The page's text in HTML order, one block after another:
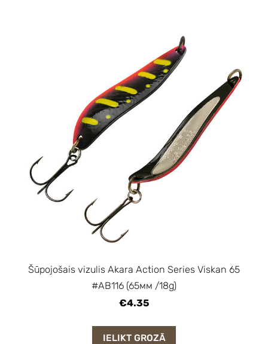
Šūpojošais vizulis Akara Action Series Viskan 65
#AB116 (65мм /18g)
€4.35
IELIKT GROZĀ